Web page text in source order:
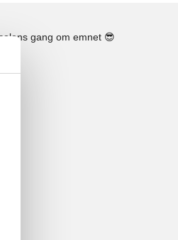
gang om emnet 😎